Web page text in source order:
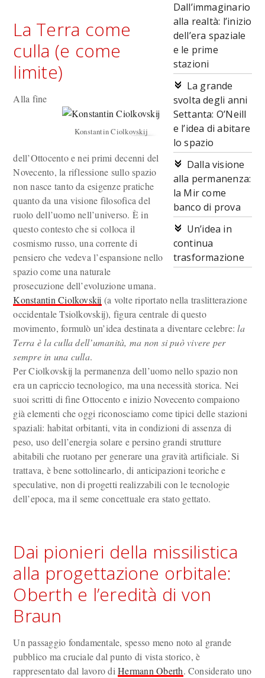
Dall’immaginario
alla realtà: l’inizio
dell’era spaziale
e le prime
stazioni
La grande
svolta degli anni
Settanta: O’Neill
e l’idea di abitare
lo spazio
Dalla visione
alla permanenza:
la Mir come
banco di prova
Un’idea in
continua
trasformazione
La Terra come
culla (e come
limite)
Konstantin Ciolkovskij
Alla fine
dell’Ottocento e nei primi decenni del
Novecento, la riflessione sullo spazio
non nasce tanto da esigenze pratiche
quanto da una visione filosofica del
ruolo dell’uomo nell’universo. È in
questo contesto che si colloca il
cosmismo russo, una corrente di
pensiero che vedeva l’espansione nello
spazio come una naturale
prosecuzione dell’evoluzione umana.
Konstantin Ciolkovskij (a volte riportato nella traslitterazione
occidentale Tsiolkovskij), figura centrale di questo
movimento, formulò un’idea destinata a diventare celebre:la
Terra è la culla dell’umanità, ma non si può vivere per
sempre in una culla.
Per Ciolkovskij la permanenza dell’uomo nello spazio non
era un capriccio tecnologico, ma una necessità storica. Nei
suoi scritti di fine Ottocento e inizio Novecento compaiono
già elementi che oggi riconosciamo come tipici delle stazioni
spaziali: habitat orbitanti, vita in condizioni di assenza di
peso, uso dell’energia solare e persino grandi strutture
abitabili che ruotano per generare una gravità artificiale. Si
trattava, è bene sottolinearlo, di anticipazioni teoriche e
speculative, non di progetti realizzabili con le tecnologie
dell’epoca, ma il seme concettuale era stato gettato.
Dai pionieri della missilistica
alla progettazione orbitale:
Oberth e l’eredità di von
Braun
Un passaggio fondamentale, spesso meno noto al grande
pubblico ma cruciale dal punto di vista storico, è
rappresentato dal lavoro diHermann Oberth. Considerato uno